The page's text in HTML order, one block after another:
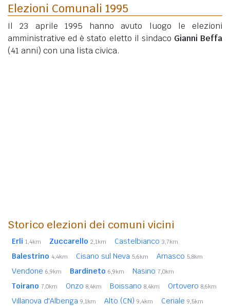
Elezioni Comunali 1995
Il 23 aprile 1995 hanno avuto luogo le elezioni
amministrative ed è stato eletto il sindaco Gianni Beffa
(41 anni) con una lista civica.
Storico elezioni dei comuni vicini
Erli 1,4km Zuccarello 2,1km Castelbianco 3,7km
Balestrino 4,4km Cisano sul Neva 5,6km Arnasco 5,8km
Vendone 6,9km Bardineto 6,9km Nasino 7,0km
Toirano 7,0km Onzo 8,4km Boissano 8,4km Ortovero 8,6km
Villanova d'Albenga 9,1km Alto (CN) 9,4km Ceriale 9,5km